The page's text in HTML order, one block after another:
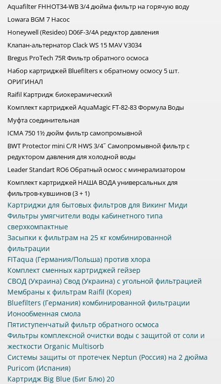
Aquafilter FHHOT34-WB 3/4 дюйма фильтр на горячую воду
Lowara BGM 7 Насос
Honeywell (Resideo) D06F-3/4A редуктор давления
Клапан-альтернатор Clack WS 15 MAV V3034
Bregus ProTech 75R Фильтр обратного осмоса
Набор картриджей Bluefilters к обратному осмосу 5 шт.
ОРИГИНАЛ
Raifil Картридж биокерамический
Комплект картриджей AquaMagic FT-82-83 Формула Воды
Муфта соединительная
ICMA 750 1½ дюйм фильтр самопромывной
BWT Protector mini C/R HWS 3/4˝ Самопромывной фильтр с
редуктором давления для холодной воды
Leader Standart RO6 Обратный осмос с минерализатором
Комплект картриджей НАША ВОДА универсальных для
фильтров-кувшинов (3 + 1)
Картриджи для бытовых фильтров для Викинг Миди
Фильтры умягчители воды кабинетного типа
сверхкомпактные
Засыпки к фильтрам на 25 кг комбинированной
фильтрации
FITaqua (Германия/Польша) против хлора
Комплект сменных картриджей гейзер
СВОД (Украина) Свод (Украина) с угольной фильтрацией
Мембраны к фильтрам Raifil (Корея)
Bluefilters (Германия) комбинированной фильтрации
Ионообменная смола
Пятиступенчатый фильтр обратного осмоса
Фильтры комплексной очистки воды с защитой от соли и
жесткости Organic Multisorb
Системы защиты от протечек Neptun (Россия) на 2 дюйма
Puricom (Испания)
Картридж Big Blue (Биг Блю) 20